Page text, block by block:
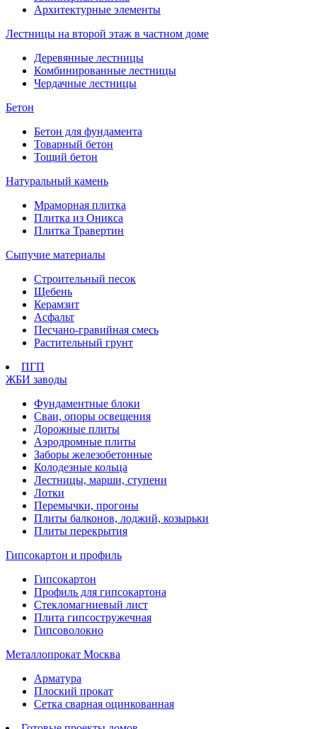
Архитектурные элементы
Лестницы на второй этаж в частном доме
Деревянные лестницы
Комбинированные лестницы
Чердачные лестницы
Бетон
Бетон для фундамента
Товарный бетон
Тощий бетон
Натуральный камень
Мраморная плитка
Плитка из Оникса
Плитка Травертин
Сыпучие материалы
Строительный песок
Щебень
Керамзит
Асфальт
Песчано-гравийная смесь
Растительный грунт
ПГП
ЖБИ заводы
Фундаментные блоки
Сваи, опоры освещения
Дорожные плиты
Аэродромные плиты
Заборы железобетонные
Колодезные кольца
Лестницы, марши, ступени
Лотки
Перемычки, прогоны
Плиты балконов, лоджий, козырьки
Плиты перекрытия
Гипсокартон и профиль
Гипсокартон
Профиль для гипсокартона
Стекломагниевый лист
Плита гипсостружечная
Гипсоволокно
Металлопрокат Москва
Арматура
Плоский прокат
Сетка сварная оцинкованная